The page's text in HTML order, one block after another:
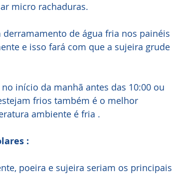
micro rachaduras.
de água fria nos painéis
e isso fará com que a sujeira grude
início da manhã antes das 10:00 ou
frios também é o melhor
ambiente é fria .
:
poeira e sujeira seriam os principais